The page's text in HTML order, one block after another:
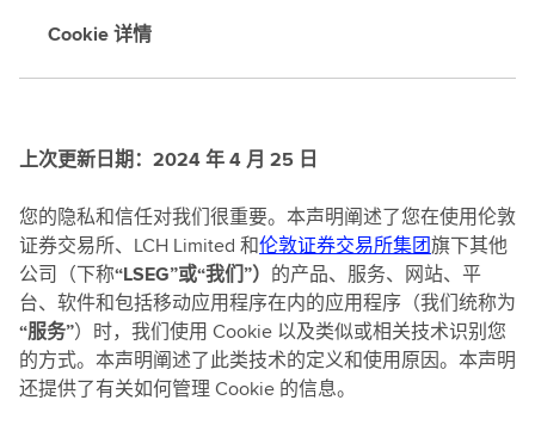
Cookie 详情
上次更新日期：2024 年 4 月 25 日
您的隐私和信任对我们很重要。本声明阐述了您在使用伦敦
证券交易所、LCH Limited 和伦敦证券交易所集团旗下其他
公司（下称“LSEG”或“我们”） 的产品、服务、网站、平
台、软件和包括移动应用程序在内的应用程序（我们统称为
“服务”）时，我们使用 Cookie 以及类似或相关技术识别您
的方式。本声明阐述了此类技术的定义和使用原因。本声明
还提供了有关如何管理 Cookie 的信息。